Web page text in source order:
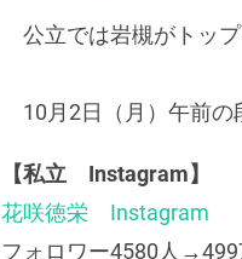
公立では岩槻がトップ
10月2日（月）午前の
【私立 Instagram】
花咲徳栄 Instagram
フォロワー4580人